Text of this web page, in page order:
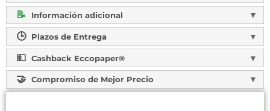
Información adicional
Plazos de Entrega
Cashback Eccopaper®
Compromiso de Mejor Precio